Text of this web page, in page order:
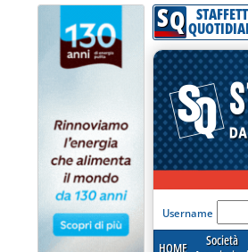
SQ
'Modulo
Username
HOME
Società